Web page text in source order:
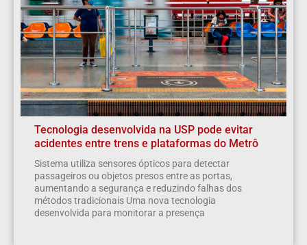
Tecnologia desenvolvida na USP pode evitar
acidentes entre trens e plataformas do Metrô
Sistema utiliza sensores ópticos para detectar
passageiros ou objetos presos entre as portas,
aumentando a segurança e reduzindo falhas dos
métodos tradicionais Uma nova tecnologia
desenvolvida para monitorar a presença